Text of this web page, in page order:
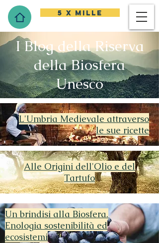
5 x mille
I Blog della Riserva
della Biosfera
Unesco
L'Umbria Medievale attraverso
le sue ricette
Alle Origini dell'Olio e del
Tartufo
Un brindisi alla Biosfera.
Enologia sostenibilità ed
ecosistemi